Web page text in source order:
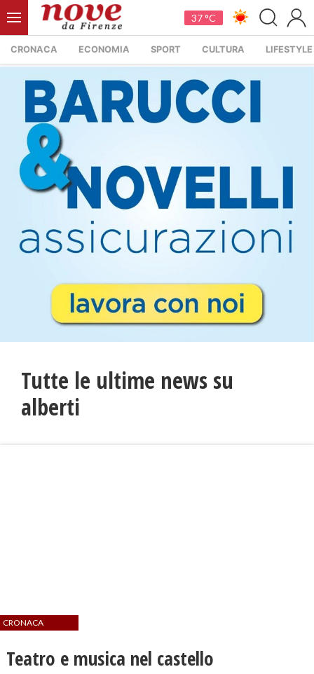
37 °C
CRONACA ECONOMIA SPORT CULTURA LIFESTYLE
Tutte le ultime news su
alberti
CRONACA
Teatro e musica nel castello